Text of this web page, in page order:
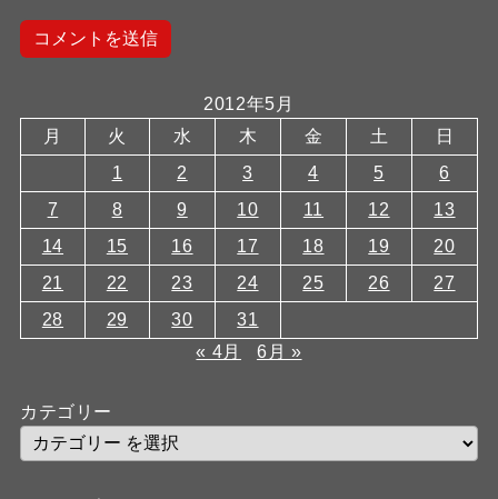
2012年5月
月
火 水 木 金 土
日
1
2 3 4 5
6
7
8 9 10 11 12
13
14
15 16 17 18 19
20
21
22 23 24 25 26
27
28
29 30
31
« 4月
6月 »
カテゴリー